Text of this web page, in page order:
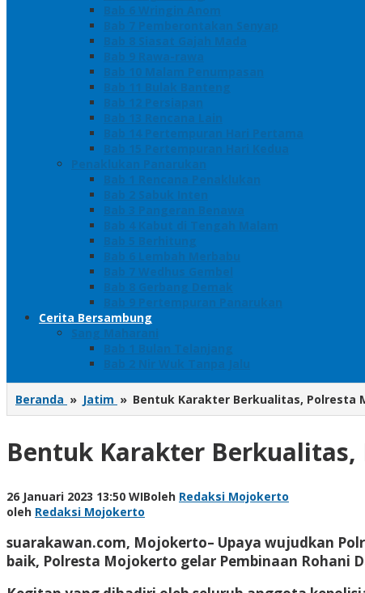
Bab 6 Wringin Anom
Bab 7 Pemberontakan Senyap
Bab 8 Siasat Gajah Mada
Bab 9 Rawa-rawa
Bab 10 Malam Penumpasan
Bab 11 Bulak Banteng
Bab 12 Persiapan
Bab 13 Rencana Lain
Bab 14 Pertempuran Hari Pertama
Bab 15 Pertempuran Hari Kedua
Penaklukan Panarukan
Bab 1 Rencana Penaklukan
Bab 2 Sabuk Inten
Bab 3 Pangeran Benawa
Bab 4 Kabut di Tengah Malam
Bab 5 Berhitung
Bab 6 Lembah Merbabu
Bab 7 Wedhus Gembel
Bab 8 Gerbang Demak
Bab 9 Pertempuran Panarukan
Cerita Bersambung
Sang Maharani
Bab 1 Bulan Telanjang
Bab 2 Nir Wuk Tanpa Jalu
Beranda » Jatim » Bentuk Karakter Berkualitas, Polresta
Bentuk Karakter
26 Januari 2023 13:50 WIBoleh Redaksi Mojokerto
oleh Redaksi Mojokerto
suarakawan.com, Mojokerto– Upaya wujudkan
baik, Polresta Mojokerto gelar Pembinaan